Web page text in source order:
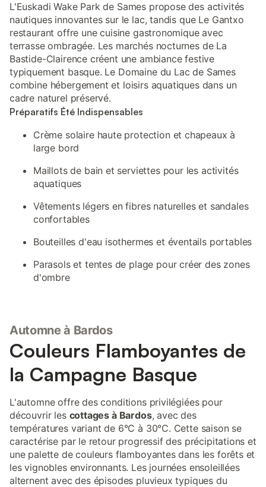
L'Euskadi Wake Park de Sames propose des activités
nautiques innovantes sur le lac, tandis que Le Gantxo
restaurant offre une cuisine gastronomique avec
terrasse ombragée. Les marchés nocturnes de La
Bastide-Clairence créent une ambiance festive
typiquement basque. Le Domaine du Lac de Sames
combine hébergement et loisirs aquatiques dans un
cadre naturel préservé.
Préparatifs Été Indispensables
Crème solaire haute protection et chapeaux à
large bord
Maillots de bain et serviettes pour les activités
aquatiques
Vêtements légers en fibres naturelles et sandales
confortables
Bouteilles d'eau isothermes et éventails portables
Parasols et tentes de plage pour créer des zones
d'ombre
Automne à Bardos
Couleurs Flamboyantes de
la Campagne Basque
L'automne offre des conditions privilégiées pour
découvrir les cottages à Bardos, avec des
températures variant de 6°C à 30°C. Cette saison se
caractérise par le retour progressif des précipitations et
une palette de couleurs flamboyantes dans les forêts et
les vignobles environnants. Les journées ensoleillées
alternent avec des épisodes pluvieux typiques du